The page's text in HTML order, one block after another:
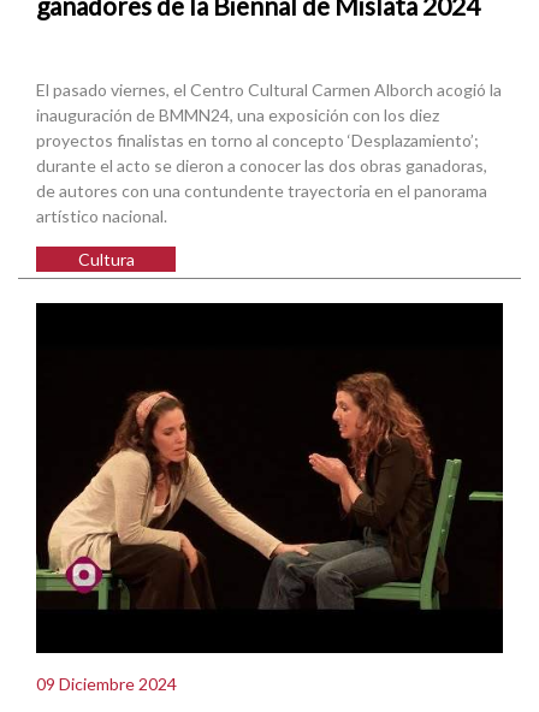
El pasado viernes, el Centro Cultural Carmen Alborch acogió la
inauguración de BMMN24, una exposición con los diez
proyectos finalistas en torno al concepto ‘Desplazamiento’;
durante el acto se dieron a conocer las dos obras ganadoras,
de autores con una contundente trayectoria en el panorama
artístico nacional.
Cultura
09 Diciembre 2024